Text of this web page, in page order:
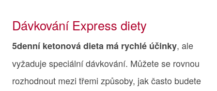
Dávkování Express diety
5denní ketonová dieta má rychlé účinky, ale
vyžaduje speciální dávkování. Můžete se rovnou
rozhodnout mezi třemi způsoby, jak často budete